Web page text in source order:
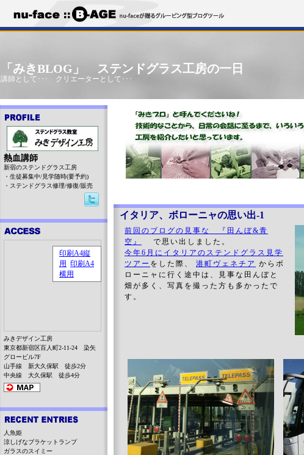
「みきBLOG」 ステンドグラス工房の一日
講師として･･･ クリエーターとして･･･
イタリア、ボローニャの思い出-1
前回のブログの見事な 『田んぼ&青
空』
で思い出しました。
今年6月にイタリアのステンドグラス見学
ツアー をした際、 港町ヴェネチア からボ
ローニャに行く途中は、見事な田んぼと
畑が多く、写真を撮った方も多かったで
す。
熱血講師
新宿のステンドグラス工房
・生徒募集中/見学随時(要予約)
・ステンドグラス修理/修復/販売
みきデザイン工房
東京都新宿区百人町2-11-24 染矢
グロービル7F
山手線 新大久保駅 徒歩2分
中央線 大久保駅 徒歩4分
人魚姫
涼しげなブラケットランプ
ガラスのスイミー